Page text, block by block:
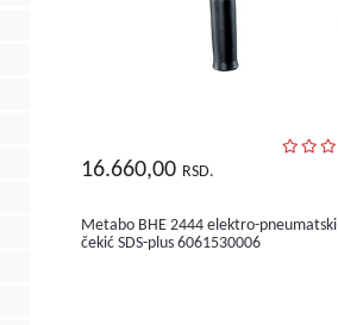
16.660,00 RSD.
Metabo BHE 2444 elektro-pneumatski
čekić SDS-plus 6061530006